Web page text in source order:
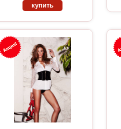
купить